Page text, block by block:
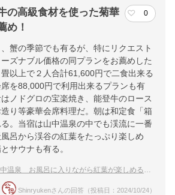
の高級食材を使った菊華
め！
0
蟹の季節でも有るが、特にリクエスト
ズナブル価格の同プランをお薦めした
以上で２人合計61,600円で二食出来る
を88,000円で利用出来るプランも有
ノドグロの宝楽焼き、能登牛のロース
り等豪華会席料理だ。朝は和定食「箱
。当宿は山中温泉の中でも渓流に一番
呂から渓谷の紅葉をたっぷり楽しめ
サウナも有る。
温泉 お風呂に入りながら紅葉が楽しめる温泉宿のおすすめは？
Shinryukenさんの回答（投稿日：2024/10/24）